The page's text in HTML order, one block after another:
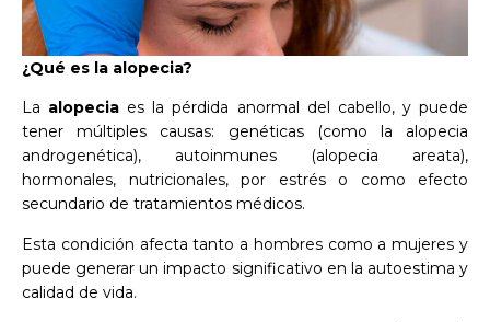
¿Qué es la alopecia?
La alopecia es la pérdida anormal del cabello, y puede
tener múltiples causas: genéticas (como la alopecia
androgenética), autoinmunes (alopecia areata),
hormonales, nutricionales, por estrés o como efecto
secundario de tratamientos médicos.
Esta condición afecta tanto a hombres como a mujeres y
puede generar un impacto significativo en la autoestima y
calidad de vida.